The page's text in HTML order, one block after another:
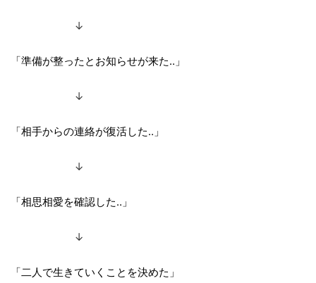
↓
「準備が整ったとお知らせが来た‥」
↓
「相手からの連絡が復活した‥」
↓
「相思相愛を確認した‥」
↓
「二人で生きていくことを決めた」